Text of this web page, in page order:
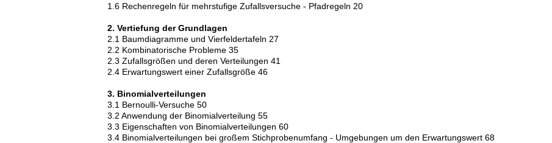
1.6 Rechenregeln für mehrstufige Zufallsversuche - Pfadregeln 20
2. Vertiefung der Grundlagen
2.1 Baumdiagramme und Vierfeldertafeln 27
2.2 Kombinatorische Probleme 35
2.3 Zufallsgrößen und deren Verteilungen 41
2.4 Erwartungswert einer Zufallsgröße 46
3. Binomialverteilungen
3.1 Bernoulli-Versuche 50
3.2 Anwendung der Binomialverteilung 55
3.3 Eigenschaften von Binomialverteilungen 60
3.4 Binomialverteilungen bei großem Stichprobenumfang - Umgebungen um den Erwartungswert 68